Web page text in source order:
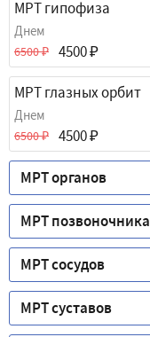
МРТ гипофиза
Днем
4500
6500
МРТ глазных орбит
Днем
4500
6500
МРТ органов
МРТ позвоночника
МРТ сосудов
МРТ суставов